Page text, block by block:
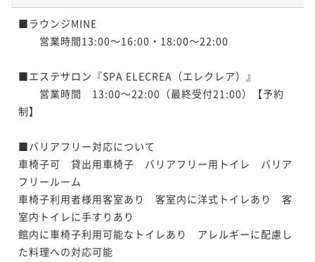
■ラウンジMINE
営業時間13:00～16:00・18:00～22:00
■エステサロン『SPA ELECREA（エレクレア）』
営業時間　13:00～22:00（最終受付21:00）【予約
制】
■バリアフリー対応について
車椅子可　貸出用車椅子　バリアフリー用トイレ　バリア
フリールーム
車椅子利用者様用客室あり　客室内に洋式トイレあり　客
室内トイレに手すりあり
館内に車椅子利用可能なトイレあり　アレルギーに配慮し
た料理への対応可能